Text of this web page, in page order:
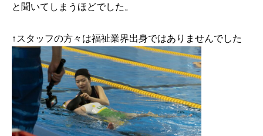
と聞いてしまうほどでした。
↑スタッフの方々は福祉業界出身ではありませんでした